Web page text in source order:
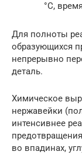
°С,
Для полноты
образующихся
непрерывно
деталь.
Химическое
нержавейки
интенсивнее
во впадинах,